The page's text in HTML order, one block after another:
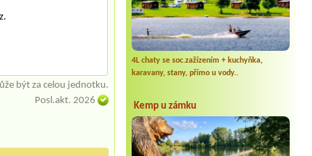
4L chaty se soc.zažízením + kuchyňka,
karavany, stany, přímo u vody..
Kemp u zámku
být za celou jednotku.
Posl.akt. 2026